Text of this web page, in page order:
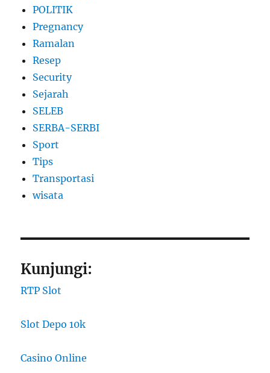
POLITIK
Pregnancy
Ramalan
Resep
Security
Sejarah
SELEB
SERBA-SERBI
Sport
Tips
Transportasi
wisata
Kunjungi:
RTP Slot
Slot Depo 10k
Casino Online